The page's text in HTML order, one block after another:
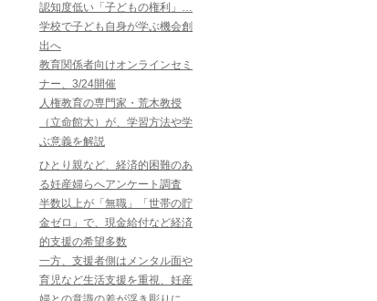
認知度低い「子どもの権利」…
学校で子ども自身が学ぶ機会創
出へ
教育関係者向けオンラインセミ
ナー、3/24開催
人権教育の専門家・荒木教授
（立命館大）が、学習方法や学
ぶ意義を解説
ひとり親など、経済的困難のあ
る妊産婦らへアンケート調査
半数以上が「無職」「世帯の貯
金ゼロ」で、現金給付など経済
的支援の希望多数
一方、支援者側はメンタル面や
育児など生活支援を重視、妊産